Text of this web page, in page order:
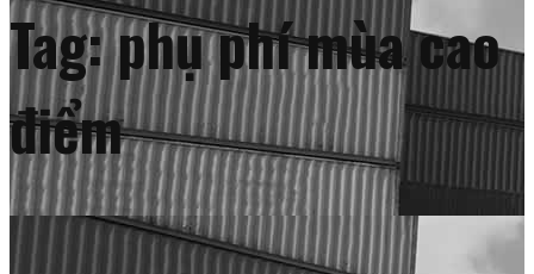
Tag:phụ phí mùa cao
điểm